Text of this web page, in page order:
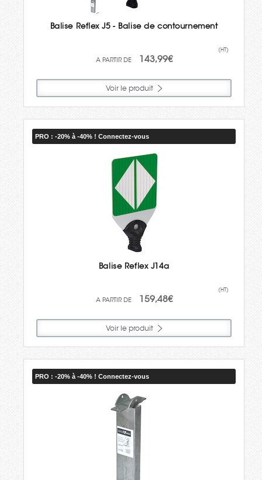
Balise Reflex J5 - Balise de contournement
143,99€
(HT)
Voir le produit
PRO : -20% à -40% ! Connectez-vous
Balise Reflex J14a
159,48€
(HT)
Voir le produit
PRO : -20% à -40% ! Connectez-vous